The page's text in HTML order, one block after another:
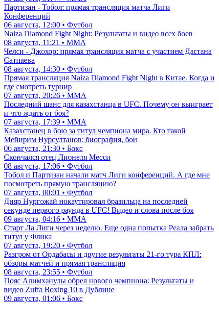
Партизан - Тобол: прямая трансляция матча Лиги
Конференций
06 августа, 12:00 • Футбол
Naiza Diamond Fight Night: Результаты и видео всех боев
08 августа, 11:21 • ММА
Челси - Джохор: прямая трансляция матча с участием Дастана
Сатпаева
08 августа, 14:30 • Футбол
Прямая трансляция Naiza Diamond Fight Night в Китае. Когда и
где смотреть турнир
07 августа, 20:26 • ММА
Последний шанс для казахстанца в UFC. Почему он выиграет
и что ждать от боя?
07 августа, 17:39 • ММА
Казахстанец в бою за титул чемпиона мира. Кто такой
Мейирим Нурсултанов: биография, бои
06 августа, 21:30 • Бокс
Скончался отец Лионеля Месси
08 августа, 17:06 • Футбол
Тобол и Партизан начали матч Лиги конференций. А где мне
посмотреть прямую трансляцию?
07 августа, 00:01 • Футбол
Дияр Нургожай нокаутировал бразильца на последней
секунде первого раунда в UFC! Видео и слова после боя
09 августа, 04:16 • ММА
Старт Ла Лиги через неделю. Еще одна попытка Реала забрать
титул у Флика
07 августа, 19:20 • Футбол
Разгром от Ордабасы и другие результаты 21-го тура КПЛ:
обзоры матчей и прямая трансляция
08 августа, 23:55 • Футбол
Пояс Алимханулы обрел нового чемпиона: Результаты и
видео Zuffa Boxing 10 в Дублине
09 августа, 01:06 • Бокс